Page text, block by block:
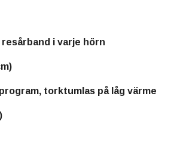
i varje hörn
torktumlas på låg värme